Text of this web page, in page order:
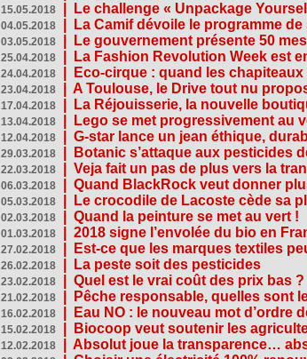
15.05.2018 Le challenge « Unpackage
04.05.2018 La Camif dévoile le programme
03.05.2018 Le gouvernement présente 50
25.04.2018 La Fashion Revolution Week est
24.04.2018 Eco-cirque : quand les
23.04.2018 A Toulouse, le Drive tout nu
17.04.2018 La Réjouisserie, la nouvelle
13.04.2018 Lego se met progressivement au
12.04.2018 G-star lance un jean éthique,
29.03.2018 Botanic s’attaque aux pesticides
22.03.2018 Veja fait un pas de plus vers la
06.03.2018 Quand BlackRock veut donner
05.03.2018 Le crocodile de Lacoste cède sa
02.03.2018 Quand la peinture se met au vert !
01.03.2018 2018 signe l’envolée du bio en
27.02.2018 Est-ce que les marques textiles
26.02.2018 La peste soit des pesticides
23.02.2018 Quel est le vrai coût des prix bas ?
21.02.2018 Pêche responsable, quelles sont
16.02.2018 Eau NO : le nouveau mot d’ordre
15.02.2018 Biocoop veut soutenir les
12.02.2018 Absolut joue la transparence…